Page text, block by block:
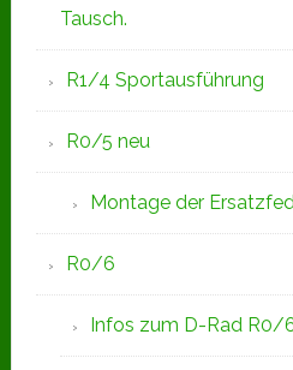
Tausch.
R1/4 Sportausführung
R0/5 neu
Montage der
R0/6
Infos zum D-Rad R0/